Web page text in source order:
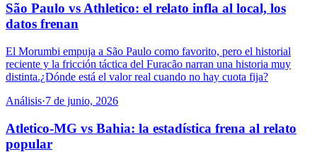
São Paulo vs Athletico: el relato infla al local, los
datos frenan
El Morumbi empuja a São Paulo como favorito, pero el historial
reciente y la fricción táctica del Furacão narran una historia muy
distinta.¿Dónde está el valor real cuando no hay cuota fija?
Análisis·7 de junio, 2026
Atletico-MG vs Bahia: la estadística frena al relato
popular